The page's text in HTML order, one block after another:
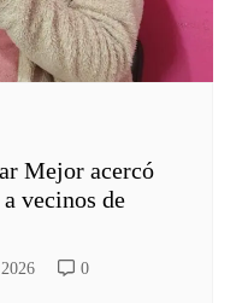
Mejor acercó
vecinos de
0